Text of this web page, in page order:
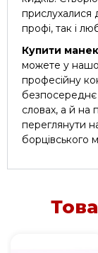
прислухалися
профі, так і
Купити
можете у
професійну
словах, а й на
переглянути
борцівського